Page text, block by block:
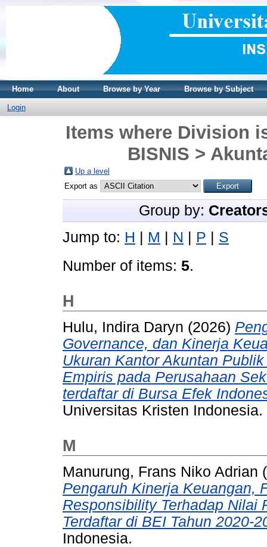
Home About Browse by Year Browse by Subject
Login
Items where Division
BISNIS >
Up a level
Export as
Group by:
Jump to: H M N P
S
Number of items: 5.
H
Hulu, Indira Daryn (2026)
Governance, dan Kinerja
Ukuran Kantor Akuntan
Empiris pada Perusahaan
terdaftar di Bursa Efek
Universitas Kristen Indonesia.
M
Manurung, Frans Niko Adrian
Pengaruh Kinerja Keuangan,
Responsibility Terhadap Nilai
Terdaftar di BEI Tahun 2020-
Indonesia.